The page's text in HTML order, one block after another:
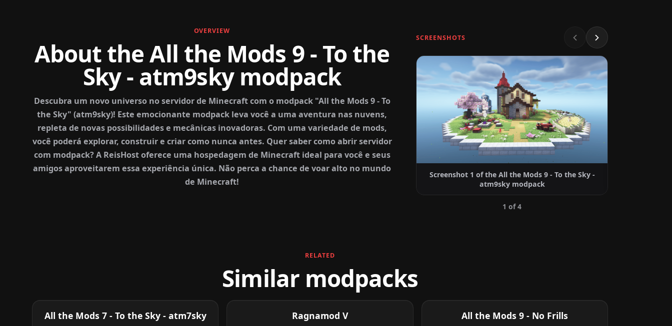
OVERVIEW
About the All the Mods 9 - To the
Sky - atm9sky modpack
Descubra um novo universo no servidor de Minecraft com o modpack "All the Mods 9 - To
the Sky" (atm9sky)! Este emocionante modpack leva você a uma aventura nas nuvens,
repleta de novas possibilidades e mecânicas inovadoras. Com uma variedade de mods,
você poderá explorar, construir e criar como nunca antes. Quer saber como abrir servidor
com modpack? A ReisHost oferece uma hospedagem de Minecraft ideal para você e seus
amigos aproveitarem essa experiência única. Não perca a chance de voar alto no mundo
de Minecraft!
SCREENSHOTS
Screenshot 1 of the All the Mods 9 - To the Sky -
atm9sky modpack
1 of 4
RELATED
Similar modpacks
All the Mods 7 - To the Sky - atm7sky Ragnamod V All the Mods 9 - No Frills